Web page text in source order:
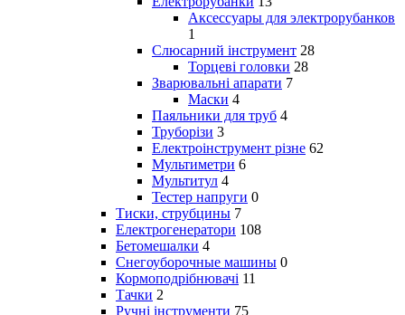
Аксессуары для электрорубанков
1
Слюсарний інструмент 28
Торцеві головки 28
Зварювальні апарати 7
Маски 4
Паяльники для труб 4
Труборізи 3
Електроінструмент різне 62
Мультиметри 6
Мультитул 4
Тестер напруги 0
Тиски, струбцины 7
Електрогенератори 108
Бетомешалки 4
Снегоуборочные машины 0
Кормоподрібнювачі 11
Тачки 2
Ручні інструменти 75